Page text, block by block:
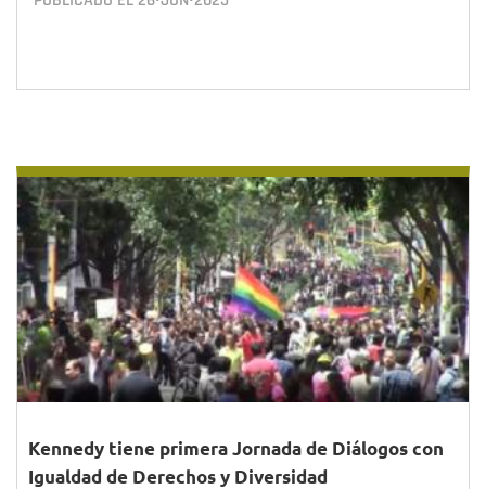
Kennedy tiene primera Jornada de Diálogos con
Igualdad de Derechos y Diversidad